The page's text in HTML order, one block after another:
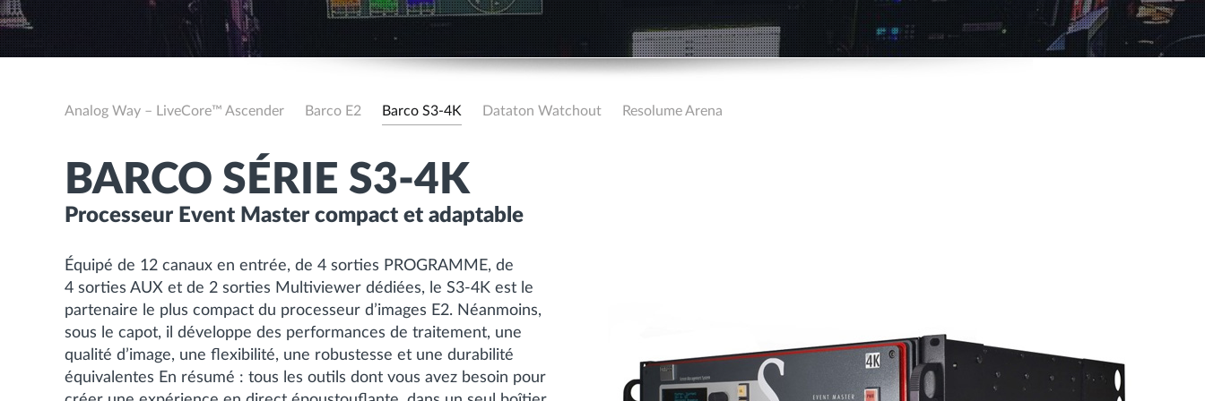
Analog Way – LiveCore™ Ascender Barco E2 Barco S3-4K Dataton Watchout Resolume Arena
BARCO SÉRIE S3-4K
Processeur Event Master compact et adaptable
Équipé de 12 canaux en entrée, de 4 sorties PROGRAMME, de
4 sorties AUX et de 2 sorties Multiviewer dédiées, le S3-4K est le
partenaire le plus compact du processeur d’images E2. Néanmoins,
sous le capot, il développe des performances de traitement, une
qualité d’image, une flexibilité, une robustesse et une durabilité
équivalentes En résumé : tous les outils dont vous avez besoin pour